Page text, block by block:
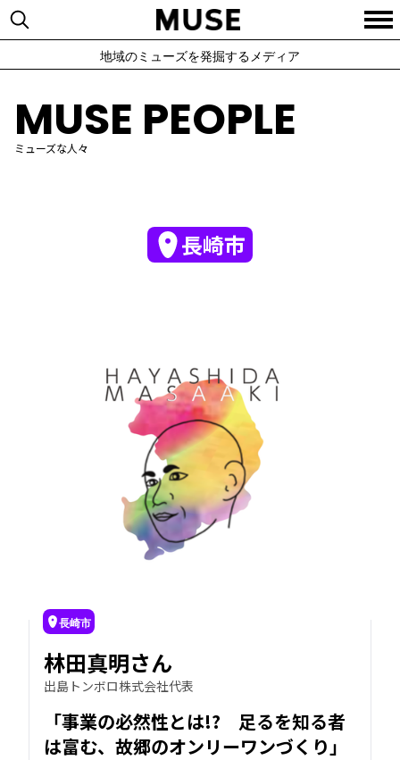
地域のミューズを発掘するメディア
MUSE PEOPLE
ミューズな人々
長崎市
長崎市
林田真明さん
出島トンボロ株式会社代表
「事業の必然性とは!? 足るを知る者
は富む、故郷のオンリーワンづくり」